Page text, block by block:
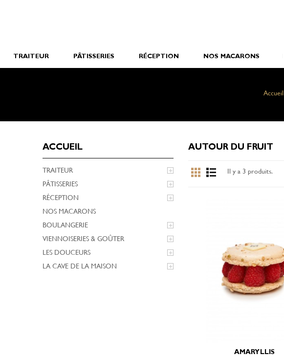
TRAITEUR PÂTISSERIES RÉCEPTION NOS MACARONS
Accueil
ACCUEIL
TRAITEUR 
PÂTISSERIES 
RÉCEPTION 
NOS MACARONS
BOULANGERIE

VIENNOISERIES & GOÛTER 
LES DOUCEURS 
LA CAVE DE LA MAISON 
AUTOUR DU FRUIT
Il y a 3 produits.
AMARYLLIS